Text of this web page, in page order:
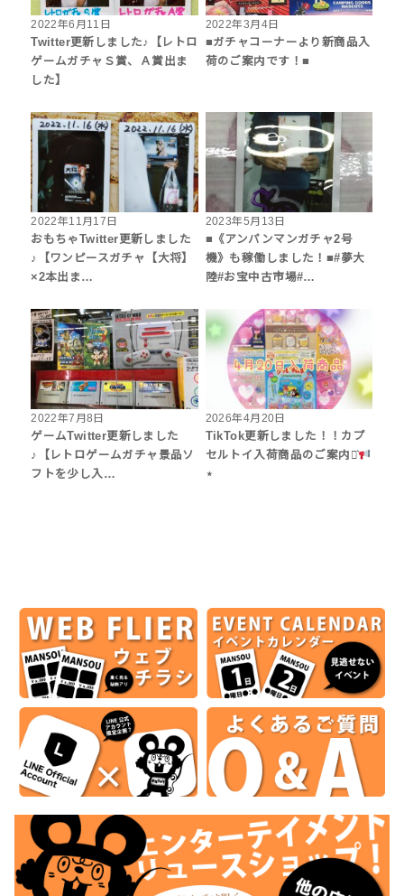
2022年6月11日
Twitter更新しました♪【レトロ
ゲームガチャＳ賞、Ａ賞出ま
した】
2022年3月4日
■ガチャコーナーより新商品入
荷のご案内です！■
2022年11月17日
おもちゃTwitter更新しました
♪【ワンピースガチャ【大将】
×2本出ま…
2023年5月13日
■《アンパンマンガチャ2号
機》も稼働しました！■#夢大
陸#お宝中古市場#…
2022年7月8日
ゲームTwitter更新しました
♪【レトロゲームガチャ景品ソ
フトを少し入…
2026年4月20日
TikTok更新しました！！カプ
セルトイ入荷商品のご案内⋆͛
⋆